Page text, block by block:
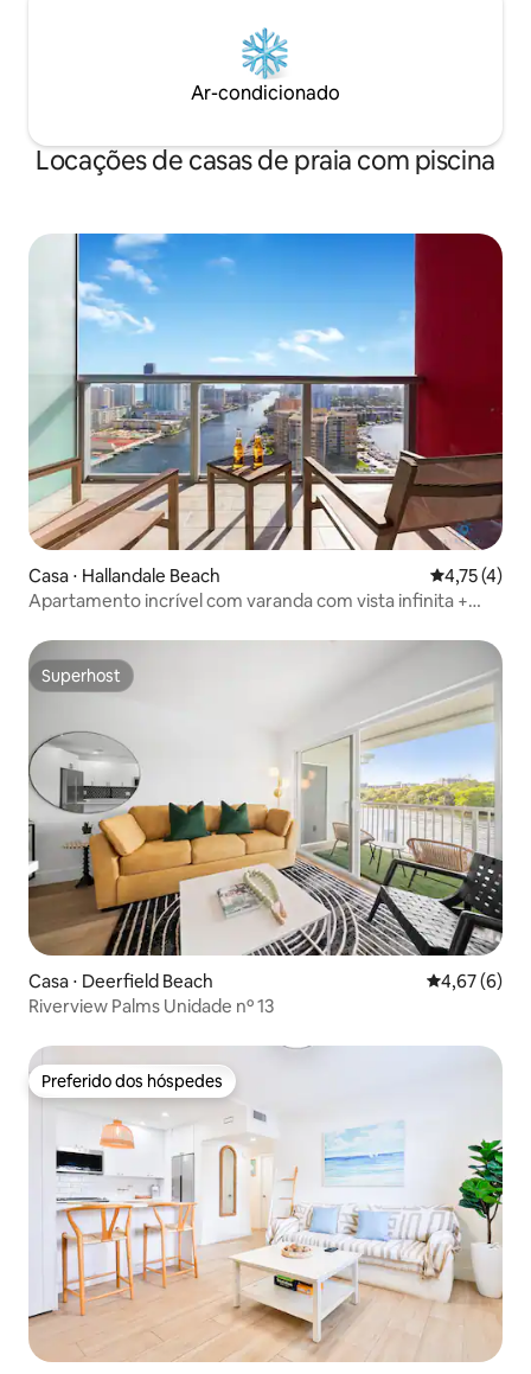
Ar-condicionado
Locações de casas de praia com piscina
Casa ⋅ Hallandale Beach 4,75 de
4,75 (4)
Apartamento incrível com varanda com vista infinita +
Superhost
Superhost
Casa ⋅ Deerfield Beach 4,67 de uma
4,67 (6)
Riverview Palms Unidade nº 13
Preferido dos hóspedes
Preferido dos hóspedes